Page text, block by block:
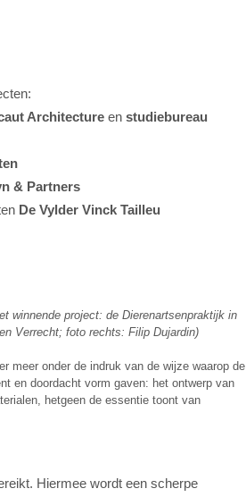
de jury vier projecten:
Architecture en studiebureau
& Partners
De Vylder Vinck Tailleu
winnende project: de Dierenartsenpraktijk in
Verrecht; foto rechts: Filip Dujardin)
meer onder de indruk van de wijze waarop de
en doordacht vorm gaven: het ontwerp van
hetgeen de essentie toont van
Hiermee wordt een scherpe